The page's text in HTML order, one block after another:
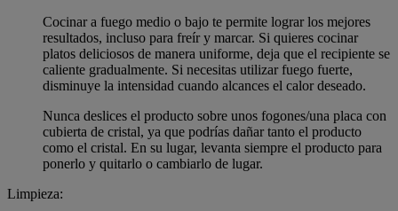
Cocinar a fuego medio o bajo te permite lograr los mejores
resultados, incluso para freír y marcar. Si quieres cocinar
platos deliciosos de manera uniforme, deja que el recipiente se
caliente gradualmente. Si necesitas utilizar fuego fuerte,
disminuye la intensidad cuando alcances el calor deseado.
Nunca deslices el producto sobre unos fogones/una placa con
cubierta de cristal, ya que podrías dañar tanto el producto
como el cristal. En su lugar, levanta siempre el producto para
ponerlo y quitarlo o cambiarlo de lugar.
Limpieza: